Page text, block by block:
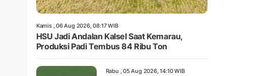
Kamis , 06 Aug 2026, 08:17 WIB
HSU Jadi Andalan Kalsel Saat Kemarau,
Produksi Padi Tembus 84 Ribu Ton
Rabu , 05 Aug 2026, 14:10 WIB